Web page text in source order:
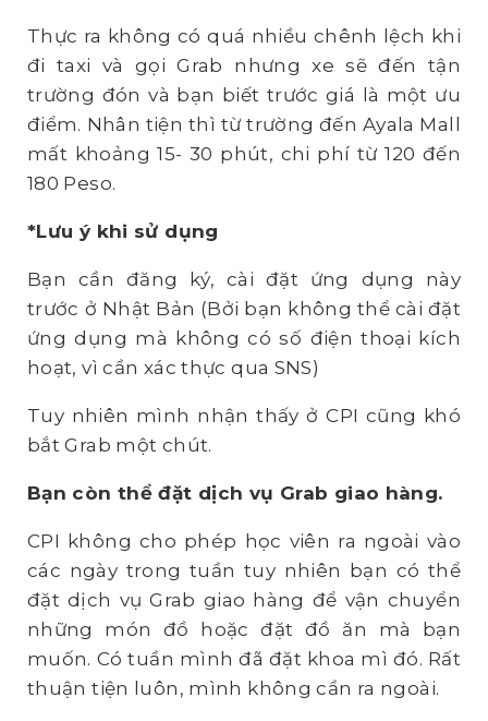
Thực ra không có quá nhiều chênh lệch khi
đi taxi và gọi Grab nhưng xe sẽ đến tận
trường đón và bạn biết trước giá là một ưu
điểm. Nhân tiện thì từ trường đến Ayala Mall
mất khoảng 15- 30 phút, chi phí từ 120 đến
180 Peso.
*Lưu ý khi sử dụng
Bạn cần đăng ký, cài đặt ứng dụng này
trước ở Nhật Bản (Bởi bạn không thể cài đặt
ứng dụng mà không có số điện thoại kích
hoạt, vì cần xác thực qua SNS)
Tuy nhiên mình nhận thấy ở CPI cũng khó
bắt Grab một chút.
Bạn còn thể đặt dịch vụ Grab giao hàng.
CPI không cho phép học viên ra ngoài vào
các ngày trong tuần tuy nhiên bạn có thể
đặt dịch vụ Grab giao hàng để vận chuyển
những món đồ hoặc đặt đồ ăn mà bạn
muốn. Có tuần mình đã đặt khoa mì đó. Rất
thuận tiện luôn, mình không cần ra ngoài.